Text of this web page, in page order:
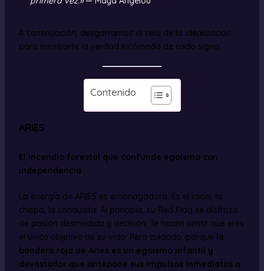
A continuación, desgarramos el velo de la idealización
para mostrarte la verdad incómoda de cada signo.
Contenido
ARIES
El incendio forestal que confunde egoísmo con
independencia
La energía de ARIES es embriagadora. Es el inicio, la
chispa, la conquista. Al principio, su Red Flag se disfraza
de pasión desmedida y decisión. Te hacen sentir que eres
el único objetivo de su vida. Pero cuidado, porque la
bandera roja de Aries es un egoísmo infantil y
devastador que antepone sus impulsos inmediatos a